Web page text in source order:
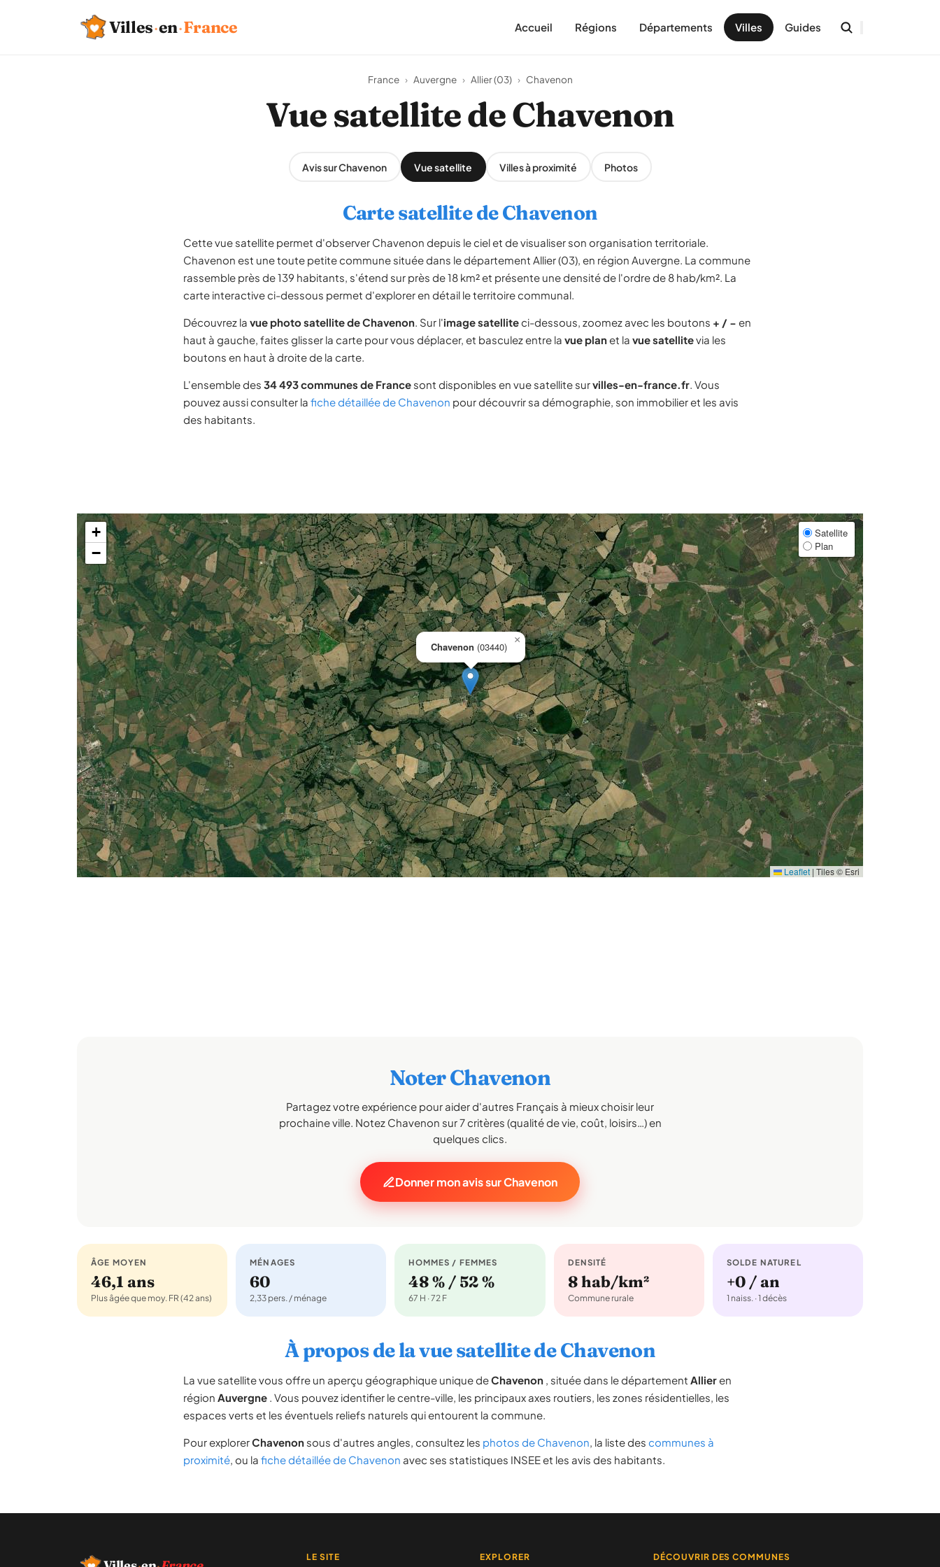
Villes·en·France Accueil Régions Départements Villes Guides
France › Auvergne › Allier (03) › Chavenon
Vue satellite de Chavenon
Avis sur Chavenon Vue satellite Villes à proximité Photos
Carte satellite de Chavenon
Cette vue satellite permet d'observer Chavenon depuis le ciel et de visualiser son organisation territoriale.
Chavenon est une toute petite commune située dans le département Allier (03), en région Auvergne. La commune
rassemble près de 139 habitants, s'étend sur près de 18 km² et présente une densité de l'ordre de 8 hab/km². La
carte interactive ci-dessous permet d'explorer en détail le territoire communal.
Découvrez la vue photo satellite de Chavenon. Sur l'image satelliteci-dessous, zoomez avec les boutons + / − en
haut à gauche, faites glisser la carte pour vous déplacer, et basculez entre la vue planet la vue satellitevia les
boutons en haut à droite de la carte.
L'ensemble des 34 493 communes de France sont disponibles en vue satellite survilles-en-france.fr. Vous
pouvez aussi consulter la fiche détaillée de Chavenon pour découvrir sa démographie, son immobilier et les avis
des habitants.
Chavenon (03440)
×
+
−
Satellite
Plan
Leaflet | Tiles © Esri
Noter Chavenon
Partagez votre expérience pour aider d'autres Français à mieux choisir leur
prochaine ville. Notez Chavenon sur 7 critères (qualité de vie, coût, loisirs…) en
quelques clics.
Donner mon avis sur Chavenon
ÂGE MOYEN
46,1 ans
Plus âgée que moy. FR (42 ans)
MÉNAGES
60
2,33 pers. / ménage
HOMMES / FEMMES
48 % / 52 %
67 H · 72 F
DENSITÉ
8 hab/km²
Commune rurale
SOLDE NATUREL
+0 / an
1 naiss. · 1 décès
À propos de la vue satellite de Chavenon
La vue satellite vous offre un aperçu géographique unique deChavenon , située dans le département Allieren
région Auvergne . Vous pouvez identifier le centre-ville, les principaux axes routiers, les zones résidentielles, les
espaces verts et les éventuels reliefs naturels qui entourent la commune.
Pour explorerChavenon sous d'autres angles, consultez les photos de Chavenon, la liste des communes à
proximité, ou la fiche détaillée de Chavenon avec ses statistiques INSEE et les avis des habitants.
LE SITE EXPLORER DÉCOUVRIR DES COMMUNES